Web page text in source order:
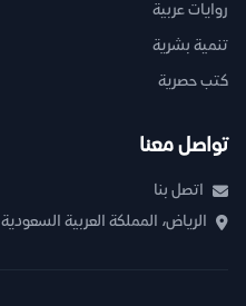
روايات عربية
تنمية بشرية
كتب حصرية
تواصل معنا
اتصل بنا
الرياض، المملكة العربية السعودية